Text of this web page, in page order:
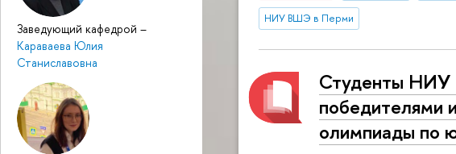
Заведующий кафедрой –
Караваева Юлия
Станиславовна
НИУ ВШЭ в Перми
Студенты
победителями
олимпиады по